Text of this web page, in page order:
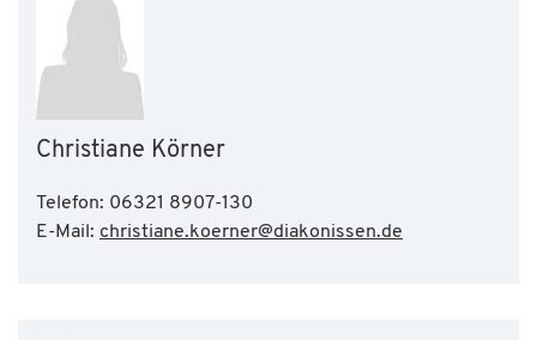
Christiane Körner
Telefon: 06321 8907-130
E-Mail: christiane.koerner@diakonissen.de